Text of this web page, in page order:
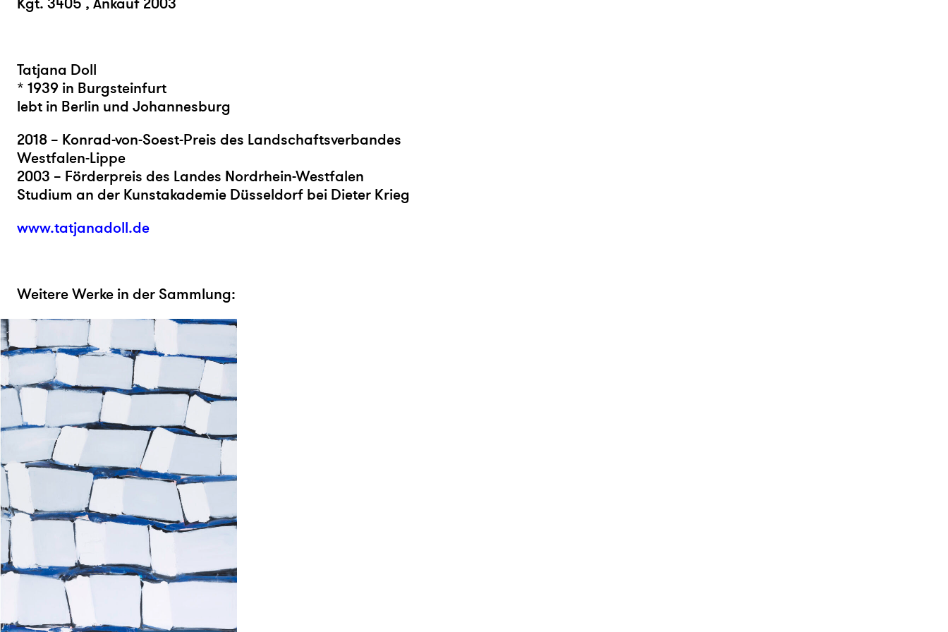
Kgt. 3405 , Ankauf 2003
Tatjana Doll
* 1939 in Burgsteinfurt
lebt in Berlin und Johannesburg
2018 – Konrad-von-Soest-Preis des Landschaftsverbandes
Westfalen-Lippe
2003 – Förderpreis des Landes Nordrhein-Westfalen
Studium an der Kunstakademie Düsseldorf bei Dieter Krieg
www.tatjanadoll.de
Weitere Werke in der Sammlung: